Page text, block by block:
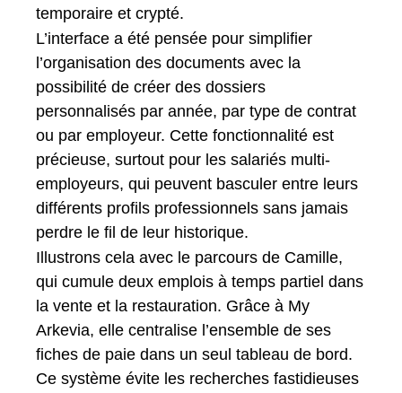
temporaire et crypté.
L’interface a été pensée pour simplifier
l’organisation des documents avec la
possibilité de créer des dossiers
personnalisés par année, par type de contrat
ou par employeur. Cette fonctionnalité est
précieuse, surtout pour les salariés multi-
employeurs, qui peuvent basculer entre leurs
différents profils professionnels sans jamais
perdre le fil de leur historique.
Illustrons cela avec le parcours de Camille,
qui cumule deux emplois à temps partiel dans
la vente et la restauration. Grâce à My
Arkevia, elle centralise l’ensemble de ses
fiches de paie dans un seul tableau de bord.
Ce système évite les recherches fastidieuses